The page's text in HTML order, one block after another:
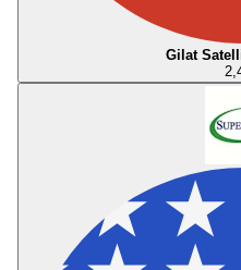
Gilat